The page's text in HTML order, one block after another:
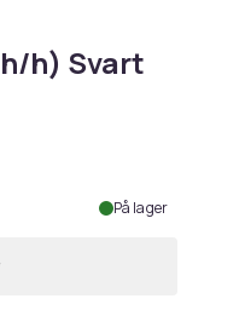
h) Svart
På lager
til USB-A 3.0 Kabel